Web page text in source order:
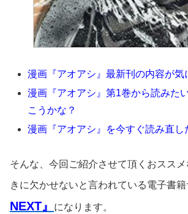
漫画『アオアシ』最新刊の内容が気
漫画『アオアシ』第1巻から読みた
こうかな？
漫画『アオアシ』を今すぐ読み直し
そんな、今回ご紹介させて頂くおスス
きに欠かせないと言われている電子書籍
NEXT』
になります。